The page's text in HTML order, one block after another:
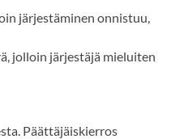
järjestäminen onnistuu,
jolloin järjestäjä mieluiten
Päättäjäiskierros